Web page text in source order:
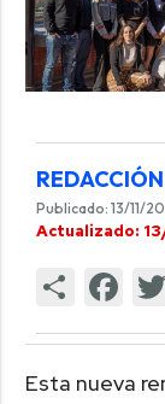
REDACCIÓN
Publicado: 13/11/
Actualizado:
Esta nueva